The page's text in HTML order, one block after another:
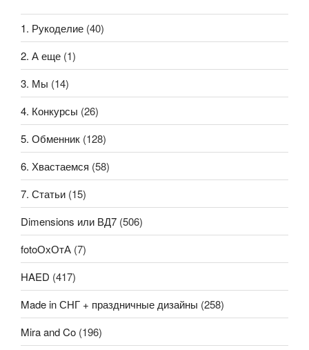
1. Рукоделие (40)
2. А еще (1)
3. Мы (14)
4. Конкурсы (26)
5. Обменник (128)
6. Хвастаемся (58)
7. Статьи (15)
Dimensions или ВД7 (506)
fotoОхОтА (7)
HAED (417)
Made in СНГ + праздничные дизайны (258)
Mira and Co (196)